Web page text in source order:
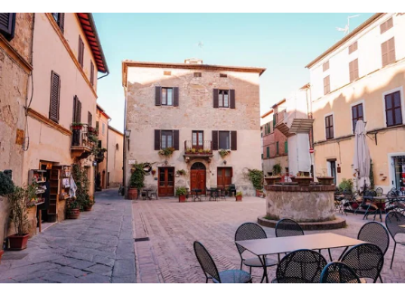
incastonato tra le colline toscane, a pochi chilometri dal mare,
circondato da vigneti, uliveti [']